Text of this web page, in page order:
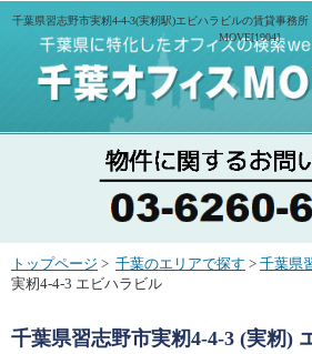
千葉県習志野市実籾4-4-3(実籾駅)エビハラビルの賃貸事務
MOVE[1904]
トップページ > 千葉のエリアで探す > 千葉県
実籾4-4-3 エビハラビル
千葉県習志野市実籾4-4-3 (実籾)